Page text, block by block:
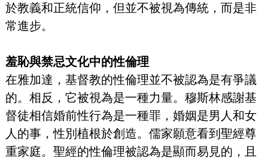
於教義和正統信仰，但並不被視為傳統，而是非
常進步。
羞恥與禁忌文化中的性倫理
在雅加達，基督教的性倫理並不被認為是有爭議
的。相反，它被視為是一種力量。穆斯林感謝基
督徒相信婚前性行為是一種罪，婚姻是男人和女
人的事，性別植根於創造。儒家願意看到聖經尊
重家庭。聖經的性倫理被認為是顯而易見的，且